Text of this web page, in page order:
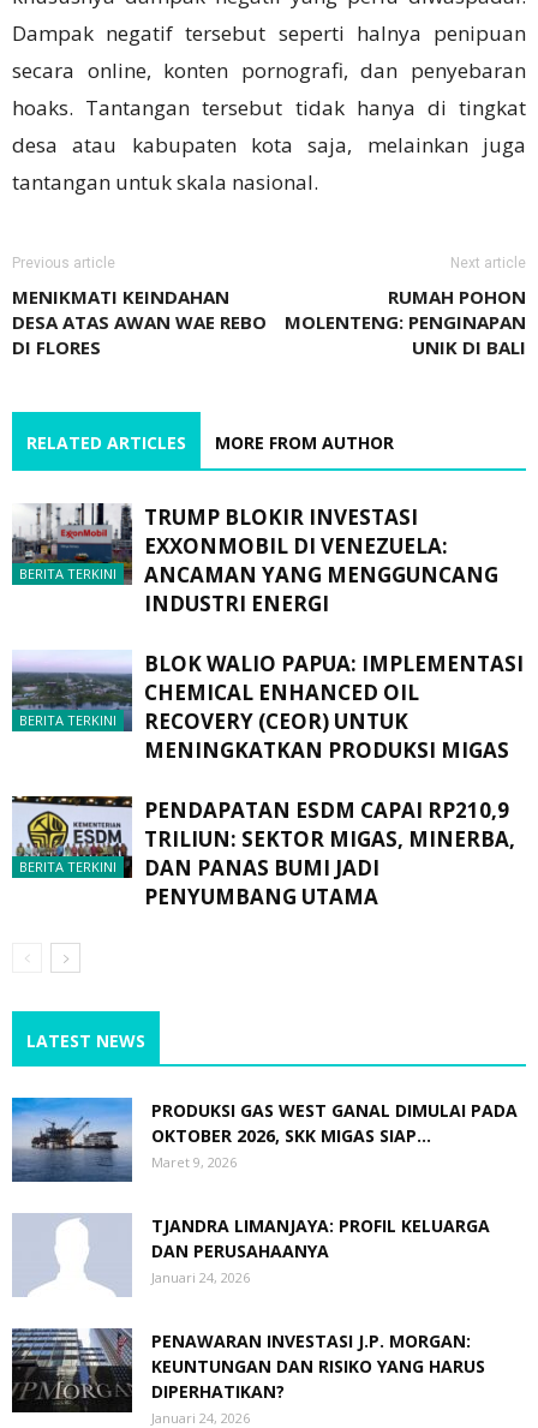
Dampak negatif tersebut seperti halnya penipuan
secara online, konten pornografi, dan penyebaran
hoaks. Tantangan tersebut tidak hanya di tingkat
desa atau kabupaten kota saja, melainkan juga
tantangan untuk skala nasional.
Previous article
MENIKMATI KEINDAHAN
DESA ATAS AWAN WAE REBO
DI FLORES
Next article
RUMAH POHON
MOLENTENG: PENGINAPAN
UNIK DI BALI
RELATED ARTICLES MORE FROM AUTHOR
BERITA TERKINI
TRUMP BLOKIR INVESTASI
EXXONMOBIL DI VENEZUELA:
ANCAMAN YANG MENGGUNCANG
INDUSTRI ENERGI
BERITA TERKINI
BLOK WALIO PAPUA: IMPLEMENTASI
CHEMICAL ENHANCED OIL
RECOVERY (CEOR) UNTUK
MENINGKATKAN PRODUKSI MIGAS
BERITA TERKINI
PENDAPATAN ESDM CAPAI RP210,9
TRILIUN: SEKTOR MIGAS, MINERBA,
DAN PANAS BUMI JADI
PENYUMBANG UTAMA
LATEST NEWS
PRODUKSI GAS WEST GANAL DIMULAI PADA
OKTOBER 2026, SKK MIGAS SIAP...
Maret 9, 2026
TJANDRA LIMANJAYA: PROFIL KELUARGA
DAN PERUSAHAANYA
Januari 24, 2026
PENAWARAN INVESTASI J.P. MORGAN:
KEUNTUNGAN DAN RISIKO YANG HARUS
DIPERHATIKAN?
Januari 24, 2026